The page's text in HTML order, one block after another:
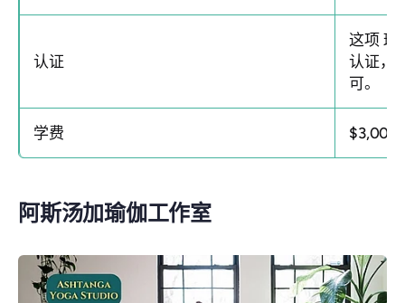
认证
这项 瑜
认证，
可。
学费 $3,000
阿斯汤加瑜伽工作室